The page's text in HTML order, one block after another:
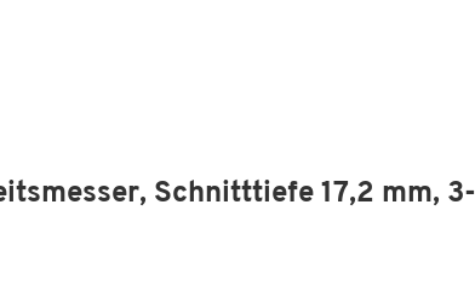
Schnitttiefe 17,2 mm, 3-